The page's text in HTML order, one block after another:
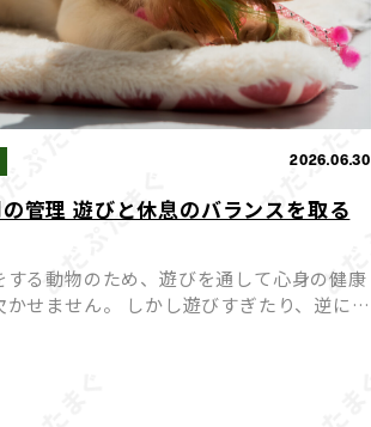
2026.06.30
管理 遊びと休息のバランスを取る
する動物のため、遊びを通して心身の健康
かせません。 しかし遊びすぎたり、逆に遊